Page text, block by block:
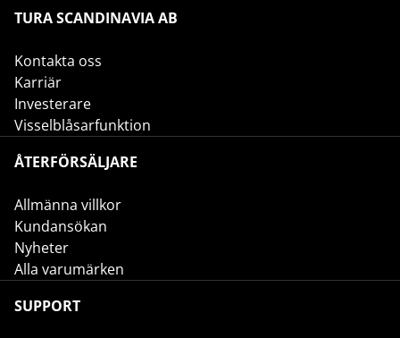
TURA SCANDINAVIA AB
Kontakta oss
Karriär
Investerare
Visselblåsarfunktion
ÅTERFÖRSÄLJARE
Allmänna villkor
Kundansökan
Nyheter
Alla varumärken
SUPPORT